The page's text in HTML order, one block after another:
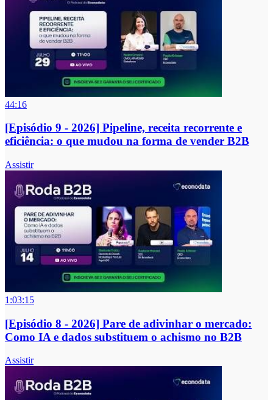
44:16
[Episódio 9 - 2026] Pipeline, receita recorrente e
eficiência: o que mudou na forma de vender B2B
Assistir
1:03:15
[Episódio 8 - 2026] Pare de adivinhar o mercado:
Como IA e dados substituem o achismo no B2B
Assistir